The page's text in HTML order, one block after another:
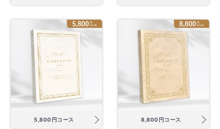
5,800円コース 8,800円コース